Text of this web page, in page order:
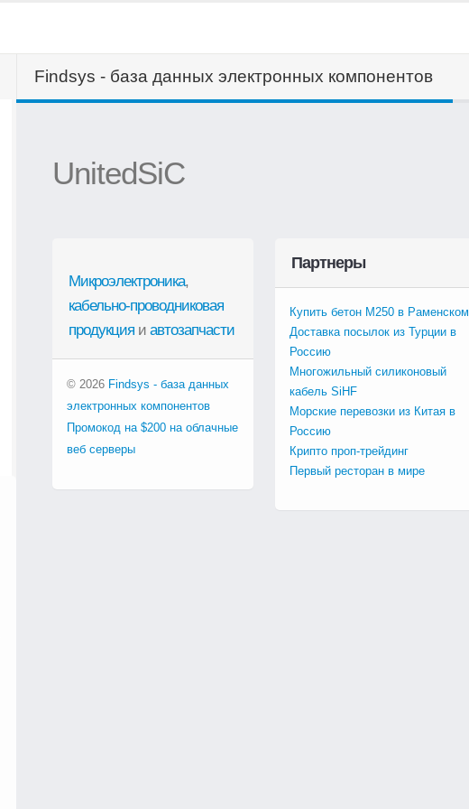
Findsys - база данных электронных компонентов
UnitedSiC
Микроэлектроника,
кабельно-проводниковая
продукция и автозапчасти
© 2026 Findsys - база данных
электронных компонентов
Промокод на $200 на облачные
веб серверы
Партнеры
Купить бетон М250 в Раменском
Доставка посылок из Турции в
Россию
Многожильный силиконовый
кабель SiHF
Морские перевозки из Китая в
Россию
Крипто проп-трейдинг
Первый ресторан в мире